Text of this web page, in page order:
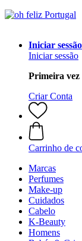
Iniciar sessão
Iniciar sessão
Primeira vez
Criar Conta
Carrinho de
Marcas
Perfumes
Make-up
Cuidados
Cabelo
K-Beauty
Homens